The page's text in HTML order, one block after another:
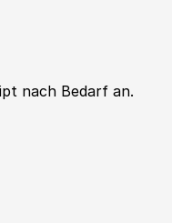
nach Bedarf an.